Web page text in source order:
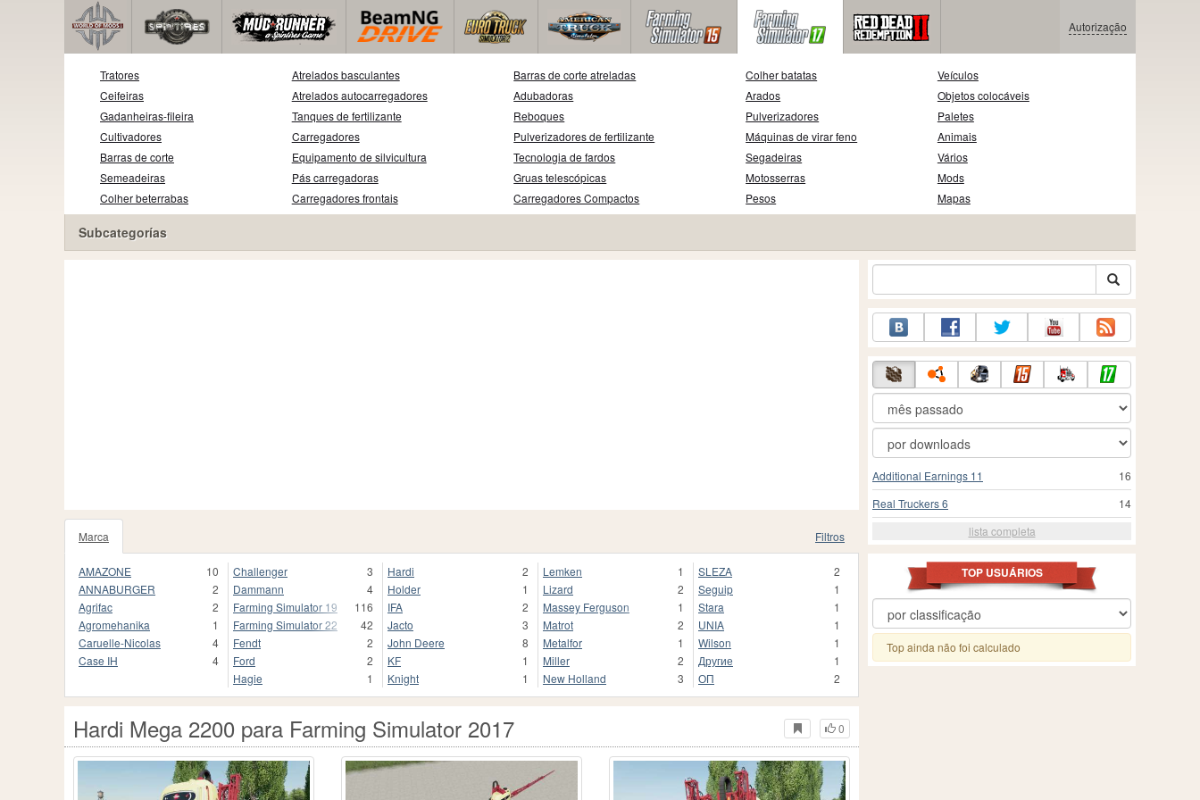
Autorização
Tratores
Ceifeiras
Gadanheiras-fileira
Cultivadores
Barras de corte
Semeadeiras
Colher beterrabas
Atrelados basculantes
Atrelados autocarregadores
Tanques de fertilizante
Carregadores
Equipamento de silvicultura
Pás carregadoras
Carregadores frontais
Barras de corte atreladas
Adubadoras
Reboques
Pulverizadores de fertilizante
Tecnologia de fardos
Gruas telescópicas
Carregadores Compactos
Colher batatas
Arados
Pulverizadores
Máquinas de virar feno
Segadeiras
Motosserras
Pesos
Veículos
Objetos colocáveis
Paletes
Animais
Vários
Mods
Mapas
Subcategorías
Marca
Filtros
27
AMAZONE
10
ANNABURGER
2
Agrifac
2
Agromehanika
1
Caruelle-Nicolas
4
Case IH
4
Challenger
3
Dammann
4
Farming Simulator 19
116
Farming Simulator 22
42
Fendt
2
Ford
2
Hagie
1
Hardi
2
Holder
1
IFA
2
Jacto
3
John Deere
8
KF
1
Knight
1
Lemken
1
Lizard
2
Massey Ferguson
1
Matrot
2
Metalfor
1
Miller
2
New Holland
3
SLEZA
2
Seguip
1
Stara
1
UNIA
1
Wilson
1
Другие
1
ОП
2
0
Hardi Mega 2200 para Farming Simulator 2017
16
Additional Earnings 11
14
Real Truckers 6
lista completa
TOP USUÁRIOS
Top ainda não foi calculado